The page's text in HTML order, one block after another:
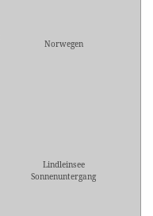
Norwegen
Lindleinsee
Sonnenuntergang